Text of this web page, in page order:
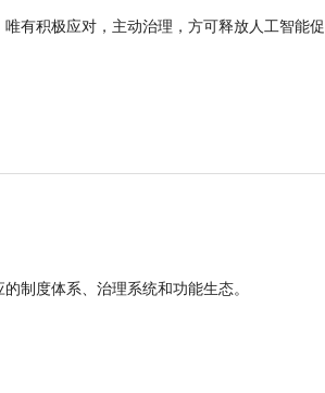
有积极应对，主动治理，方可释放人工智能
制度体系、治理系统和功能生态。